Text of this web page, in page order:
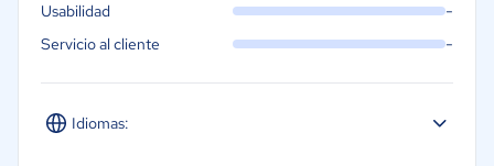
Idiomas:
Usabilidad -
Servicio al cliente -